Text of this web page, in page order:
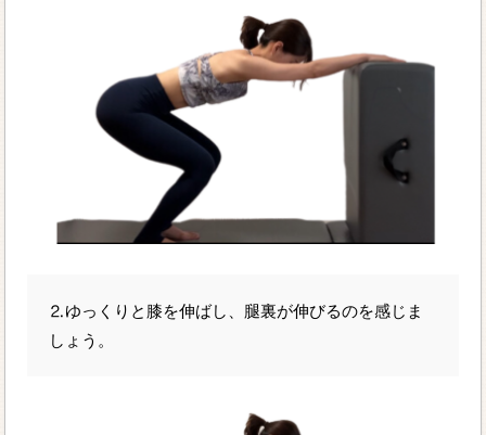
⒉ゆっくりと膝を伸ばし、腿裏が伸びるのを感じま
しょう。